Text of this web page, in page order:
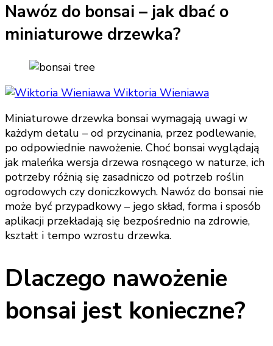
Nawóz do bonsai – jak dbać o
miniaturowe drzewka?
Wiktoria Wieniawa
Miniaturowe drzewka bonsai wymagają uwagi w
każdym detalu – od przycinania, przez podlewanie,
po odpowiednie nawożenie. Choć bonsai wyglądają
jak maleńka wersja drzewa rosnącego w naturze, ich
potrzeby różnią się zasadniczo od potrzeb roślin
ogrodowych czy doniczkowych. Nawóz do bonsai nie
może być przypadkowy – jego skład, forma i sposób
aplikacji przekładają się bezpośrednio na zdrowie,
kształt i tempo wzrostu drzewka.
Dlaczego nawożenie
bonsai jest konieczne?